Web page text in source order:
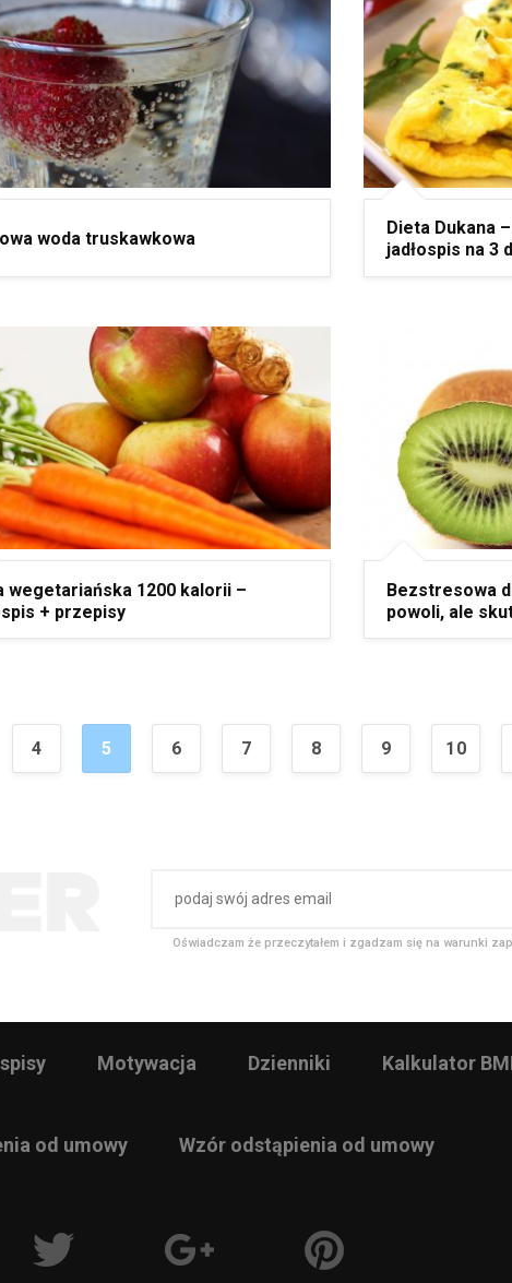
woda truskawkowa
Dieta Dukana
jadłospis na 3
wegetariańska 1200 kalorii –
+ przepisy
Bezstresowa
powoli, ale
4 5 6 7 8 9 10
Oświadczam że przeczytałem i zgadzam się na warunki
Motywacja Dzienniki Kalkulator
od umowy Wzór odstąpienia od umowy